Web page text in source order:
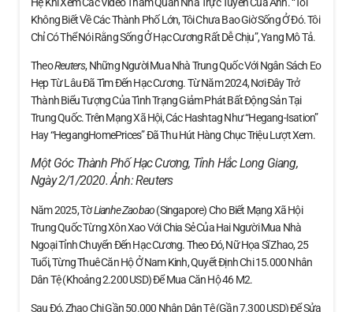
Không Biết Về Các Thành Phố Lớn, Tôi Chưa Bao Giờ Sống Ở Đó. Tôi
Chỉ Có Thể Nói Rằng Sống Ở Hạc Cương Rất Dễ Chịu”, Yang Mô Tả.
TheoReuters, Những Người Mua Nhà Trung Quốc Với Ngân Sách Eo
Hẹp Từ Lâu Đã Tìm Đến Hạc Cương. Từ Năm 2024, Nơi Đây Trở
Thành Biểu Tượng Của Tình Trạng Giảm Phát Bất Động Sản Tại
Trung Quốc. Trên Mạng Xã Hội, Các Hashtag Như “Hegang-Isation”
Hay “HegangHomePrices” Đã Thu Hút Hàng Chục Triệu Lượt Xem.
Một Góc Thành Phố Hạc Cương, Tỉnh Hắc Long Giang,
Ngày 2/1/2020. Ảnh:Reuters
Năm 2025, TờLianhe Zaobao(Singapore) Cho Biết Mạng Xã Hội
Trung Quốc Từng Xôn Xao Với Chia Sẻ Của Hai Người Mua Nhà
Ngoại Tỉnh Chuyển Đến Hạc Cương. Theo Đó, Nữ Họa Sĩ Zhao, 25
Tuổi, Từng Thuê Căn Hộ Ở Nam Kinh, Quyết Định Chi 15.000 Nhân
Dân Tệ (khoảng 2.200 USD) Để Mua Căn Hộ 46 M2.
Sau Đó, Zhao Chi Gần 50.000 Nhân Dân Tệ (gần 7.300 USD) Để Sửa